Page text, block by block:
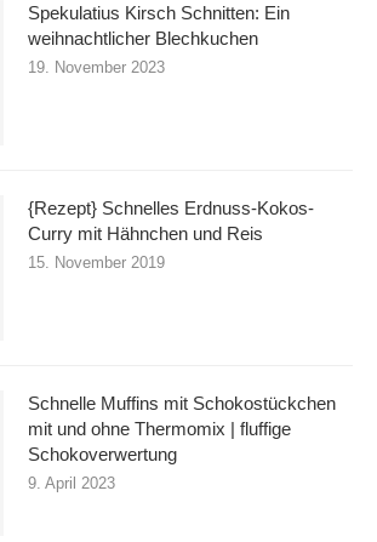
Spekulatius Kirsch Schnitten: Ein
weihnachtlicher Blechkuchen
19. November 2023
{Rezept} Schnelles Erdnuss-Kokos-
Curry mit Hähnchen und Reis
15. November 2019
Schnelle Muffins mit Schokostückchen
mit und ohne Thermomix | fluffige
Schokoverwertung
9. April 2023